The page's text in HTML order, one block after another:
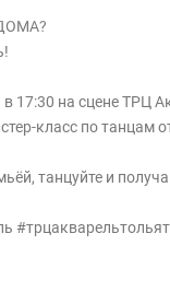
17:30 на сцене ТРЦ
класс по танцам
танцуйте и